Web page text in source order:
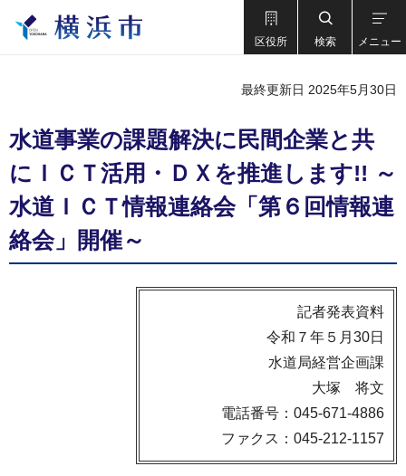
区役所 検索 メニュー
最終更新日 2025年5月30日
水道事業の課題解決に民間企業と共
にＩＣＴ活用・ＤＸを推進します!! ～
水道ＩＣＴ情報連絡会「第６回情報連
絡会」開催～
記者発表資料
令和７年５月30日
水道局経営企画課
大塚 将文
電話番号：045-671-4886
ファクス：045-212-1157